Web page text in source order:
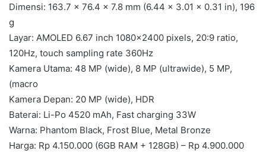
Dimensi: 163.7 x 76.4 x 7.8 mm (6.44 x 3.01 x 0.31 in), 196
g
Layar: AMOLED 6.67 inch 1080×2400 pixels, 20:9 ratio,
120Hz, touch sampling rate 360Hz
Kamera Utama: 48 MP (wide), 8 MP (ultrawide), 5 MP,
(macro
Kamera Depan: 20 MP (wide), HDR
Baterai: Li-Po 4520 mAh, Fast charging 33W
Warna: Phantom Black, Frost Blue, Metal Bronze
Harga: Rp 4.150.000 (6GB RAM + 128GB) – Rp 4.900.000